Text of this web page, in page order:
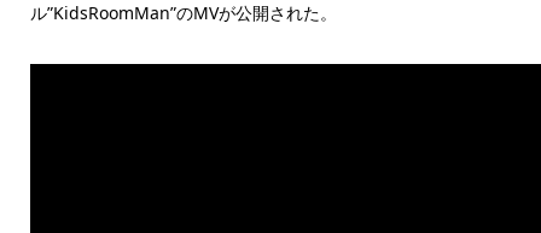
ル”KidsRoomMan”のMVが公開された。